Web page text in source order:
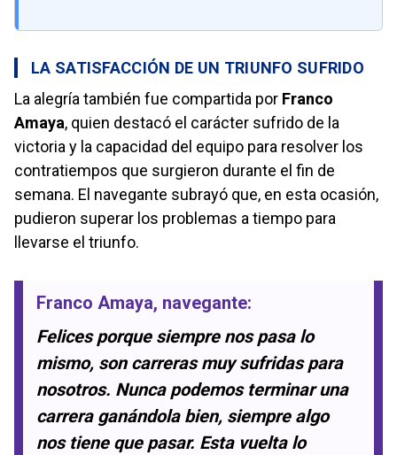
LA SATISFACCIÓN DE UN TRIUNFO SUFRIDO
La alegría también fue compartida por Franco
Amaya, quien destacó el carácter sufrido de la
victoria y la capacidad del equipo para resolver los
contratiempos que surgieron durante el fin de
semana. El navegante subrayó que, en esta ocasión,
pudieron superar los problemas a tiempo para
llevarse el triunfo.
Franco Amaya, navegante:
Felices porque siempre nos pasa lo
mismo, son carreras muy sufridas para
nosotros. Nunca podemos terminar una
carrera ganándola bien, siempre algo
nos tiene que pasar. Esta vuelta lo